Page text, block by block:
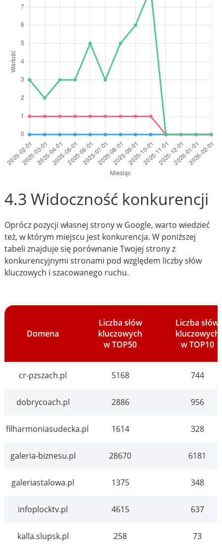
4.3 Widoczność konkurencji
Oprócz pozycji własnej strony w Google, warto wiedzieć
też, w którym miejscu jest konkurencja. W poniższej
tabeli znajduje się porównanie Twojej strony z
konkurencyjnymi stronami pod względem liczby słów
kluczowych i szacowanego ruchu.
Domena
Liczba słów
kluczowych
w TOP50
Liczba słów
kluczowych
w TOP10
cr-pzszach.pl 5168 744
dobrycoach.pl 2886 956
filharmoniasudecka.pl 1614 328
galeria-biznesu.pl 28670 6181
galeriastalowa.pl 1375 348
infoplocktv.pl 4615 637
kalla.slupsk.pl 258 73